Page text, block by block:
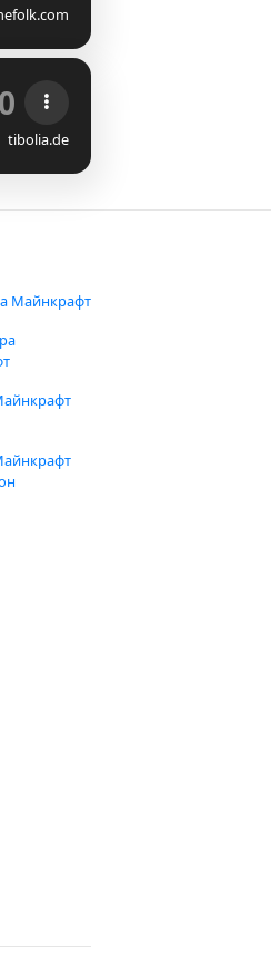
tibolia.de
Майнкрафт